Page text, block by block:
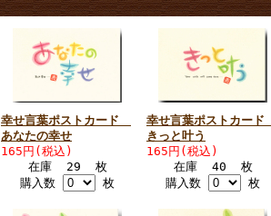
幸せ言葉ポストカード
あなたの幸せ
165円(税込)
在庫 29 枚
購入数
枚
幸せ言葉ポストカード
きっと叶う
165円(税込)
在庫 40 枚
購入数
枚